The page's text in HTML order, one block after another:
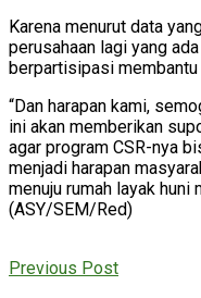
Karena menurut data
perusahaan lagi yang
berpartisipasi membantu
“Dan harapan kami,
ini akan memberikan
agar program CSR-nya
menjadi harapan
menuju rumah layak huni
(ASY/SEM/Red)
Previous Post